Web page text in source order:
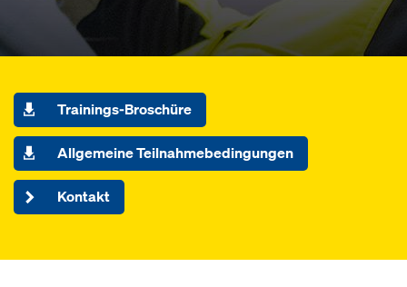
Trainings-Broschüre
Allgemeine Teilnahmebedingungen
Kontakt